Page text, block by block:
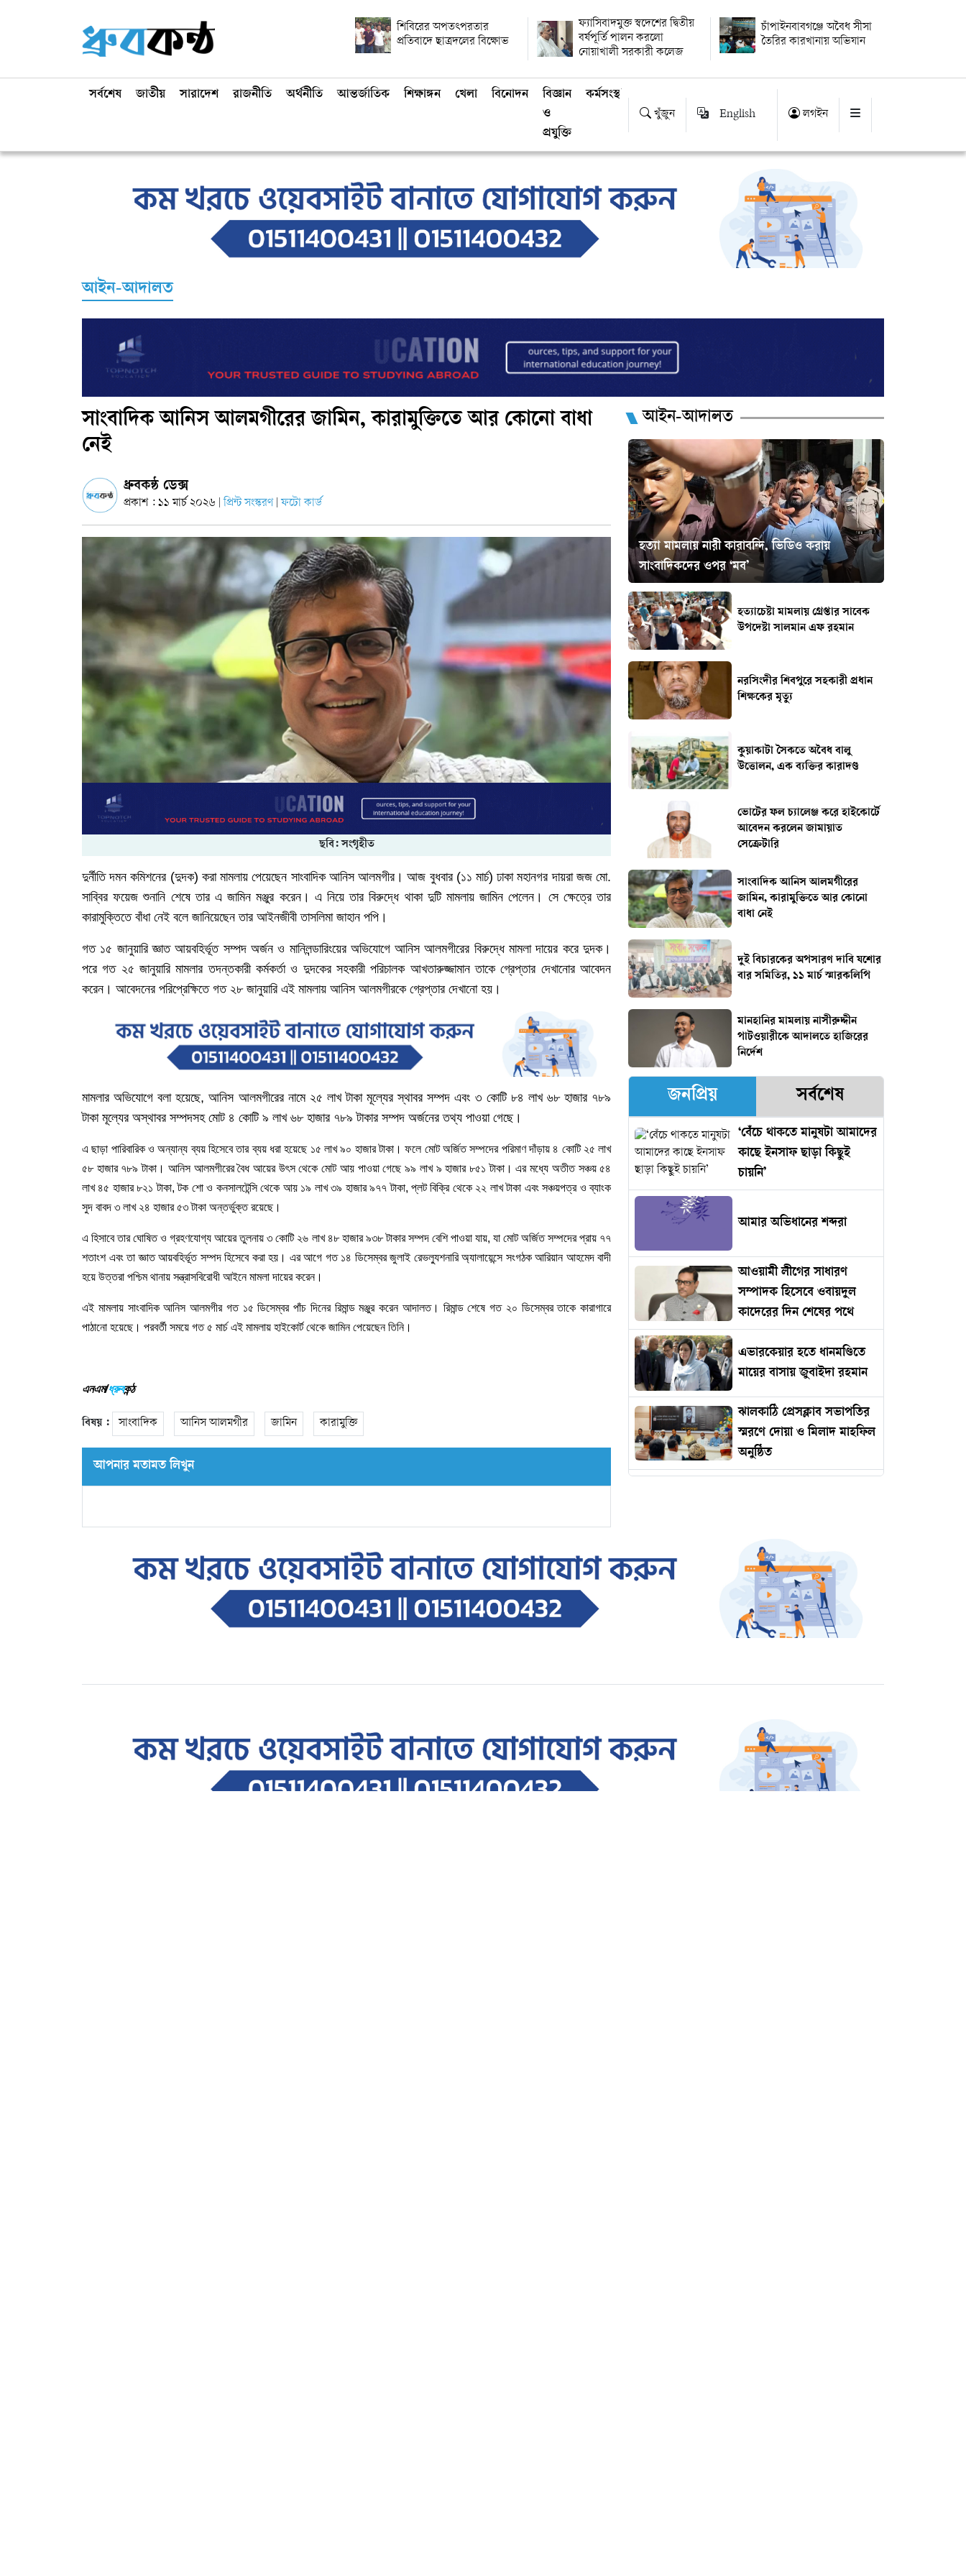
শিবিরের অপতৎপরতার
প্রতিবাদে ছাত্রদলের বিক্ষোভ
ফ্যাসিবাদমুক্ত স্বদেশের দ্বিতীয়
বর্ষপূর্তি পালন করলো
নোয়াখালী সরকারী কলেজ
চাঁপাইনবাবগঞ্জে অবৈধ সীসা
তৈরির কারখানায় অভিযান
সর্বশেষ জাতীয় সারাদেশ রাজনীতি অর্থনীতি আন্তর্জাতিক শিক্ষাঙ্গন খেলা বিনোদন
বিজ্ঞান
ও
প্রযুক্তি
কর্মসংস্থান
খুঁজুন English লগইন
আইন-আদালত
সাংবাদিক আনিস আলমগীরের জামিন, কারামুক্তিতে আর কোনো বাধা
নেই
ধ্রুবকন্ঠ ডেক্স
প্রকাশ : ১১ মার্চ ২০২৬ প্রিন্ট সংস্করণ ফটো কার্ড
ছবি: সংগৃহীত
দুর্নীতি দমন কমিশনের(দুদক) করা মামলায় পেয়েছেন সাংবাদিক আনিস আলমগীর। আজ বুধবার (১১ মার্চ) ঢাকা মহানগর দায়রা জজ মো.
সাব্বির ফয়েজ শুনানি শেষে তার এ জামিন মঞ্জুর করেন। এ নিয়ে তার বিরুদ্ধে থাকা দুটি মামলায় জামিন পেলেন। সে ক্ষেত্রে তার
কারামুক্তিতে বাঁধা নেই বলে জানিয়েছেন তার আইনজীবী তাসলিমা জাহান পপি।
গত ১৫ জানুয়ারি জ্ঞাত আয়বহির্ভূত সম্পদ অর্জন ও মানিলন্ডারিংয়ের অভিযোগে আনিস আলমগীরের বিরুদ্ধে মামলা দায়ের করে দুদক।
পরে গত ২৫ জানুয়ারি মামলার তদন্তকারী কর্মকর্তা ও দুদকের সহকারী পরিচালক আখতারুজ্জামান তাকে গ্রেপ্তার দেখানোর আবেদন
করেন। আবেদনের পরিপ্রেক্ষিতে গত ২৮ জানুয়ারি এই মামলায় আনিস আলমগীরকে গ্রেপ্তার দেখানো হয়।
মামলার অভিযোগে বলা হয়েছে,আনিস আলমগীরের নামে ২৫ লাখ টাকা মূল্যের স্থাবর সম্পদ এবং ৩ কোটি ৮৪ লাখ ৬৮ হাজার ৭৮৯
টাকা মূল্যের অস্থাবর সম্পদসহ মোট ৪ কোটি ৯ লাখ ৬৮ হাজার ৭৮৯ টাকার সম্পদ অর্জনের তথ্য পাওয়া গেছে।
এ ছাড়া পারিবারিক ও অন্যান্য ব্যয় হিসেবে তার ব্যয় ধরা হয়েছে ১৫ লাখ ৯০ হাজার টাকা। ফলে মোট অর্জিত সম্পদের পরিমাণ দাঁড়ায় ৪ কোটি ২৫ লাখ
৫৮ হাজার ৭৮৯ টাকা। আনিস আলমগীরের বৈধ আয়ের উৎস থেকে মোট আয় পাওয়া গেছে ৯৯ লাখ ৯ হাজার ৮৫১ টাকা। এর মধ্যে অতীত সঞ্চয় ৫৪
লাখ ৪৫ হাজার ৮২১ টাকা,টক শো ও কনসালটেন্সি থেকে আয় ১৯ লাখ ৩৯ হাজার ৯৭৭ টাকা, প্লট বিক্রি থেকে ২২ লাখ টাকা এবং সঞ্চয়পত্র ও ব্যাংক
সুদ বাবদ ৩ লাখ ২৪ হাজার ৫৩ টাকা অন্তর্ভুক্ত রয়েছে।
এ হিসাবে তার ঘোষিত ও গ্রহণযোগ্য আয়ের তুলনায় ৩ কোটি ২৬ লাখ ৪৮ হাজার ৯৩৮ টাকার সম্পদ বেশি পাওয়া যায়, যা মোট অর্জিত সম্পদের প্রায় ৭৭
শতাংশ এবং তা জ্ঞাত আয়বহির্ভূত সম্পদ হিসেবে করা হয়। এর আগে গত ১৪ ডিসেম্বর জুলাই রেভল্যুশনারি অ্যালায়েন্সে সংগঠক আরিয়ান আহমেদ বাদী
হয়ে উত্তরা পশ্চিম থানায় সন্ত্রাসবিরোধী আইনে মামলা দায়ের করেন।
এই মামলায় সাংবাদিক আনিস আলমগীর গত ১৫ ডিসেম্বর পাঁচ দিনের রিমান্ড মঞ্জুর করেন আদালত। রিমান্ড শেষে গত ২০ ডিসেম্বর তাকে কারাগারে
পাঠানো হয়েছে। পরবর্তী সময়ে গত ৫ মার্চ এই মামলায় হাইকোর্ট থেকে জামিন পেয়েছেন তিনি।
এনএম/ধ্রুবকন্ঠ
বিষয় : সাংবাদিক আনিস আলমগীর জামিন কারামুক্তি
আপনার মতামত লিখুন
আইন-আদালত
হত্যা মামলায় নারী কারাবন্দি, ভিডিও করায়
সাংবাদিকদের ওপর ‘মব’
হত্যাচেষ্টা মামলায় গ্রেপ্তার সাবেক
উপদেষ্টা সালমান এফ রহমান
নরসিংদীর শিবপুরে সহকারী প্রধান
শিক্ষকের মৃত্যু
কুয়াকাটা সৈকতে অবৈধ বালু
উত্তোলন, এক ব্যক্তির কারাদণ্ড
ভোটের ফল চ্যালেঞ্জ করে হাইকোর্টে
আবেদন করলেন জামায়াত
সেক্রেটারি
সাংবাদিক আনিস আলমগীরের
জামিন, কারামুক্তিতে আর কোনো
বাধা নেই
দুই বিচারকের অপসারণ দাবি যশোর
বার সমিতির, ১১ মার্চ স্মারকলিপি
মানহানির মামলায় নাসীরুদ্দীন
পাটওয়ারীকে আদালতে হাজিরের
নির্দেশ
জনপ্রিয় সর্বশেষ
‘বেঁচে থাকতে মানুষটা আমাদের
কাছে ইনসাফ ছাড়া কিছুই
চায়নি’
আমার অভিধানের শব্দরা
আওয়ামী লীগের সাধারণ
সম্পাদক হিসেবে ওবায়দুল
কাদেরের দিন শেষের পথে
এভারকেয়ার হতে ধানমণ্ডিতে
মায়ের বাসায় জুবাইদা রহমান
ঝালকাঠি প্রেসক্লাব সভাপতির
স্মরণে দোয়া ও মিলাদ মাহফিল
অনুষ্ঠিত
ইমামকে মারধরের অভিযোগে
ঝালকাঠিতে বিএনপি নেতার
বিচারের দাবিতে বিক্ষোভ
রাজশাহীতে প্রতারক তমাল
দাবিতে উত্তাল শাহবাগ
জার্মানি থেকে বেগম খালেদা